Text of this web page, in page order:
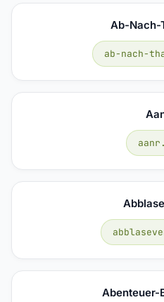
Ab-Nach-
ab-nach-
Abenteuer-